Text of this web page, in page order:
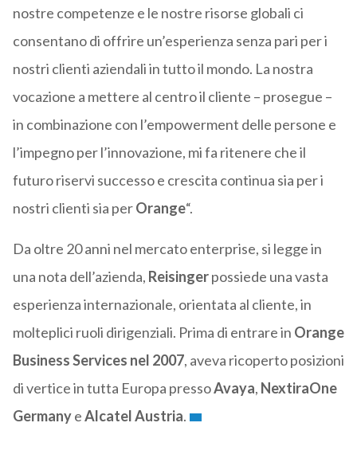
nostre competenze e le nostre risorse globali ci
consentano di offrire un’esperienza senza pari per i
nostri clienti aziendali in tutto il mondo. La nostra
vocazione a mettere al centro il cliente – prosegue –
in combinazione con l’empowerment delle persone e
l’impegno per l’innovazione, mi fa ritenere che il
futuro riservi successo e crescita continua sia per i
nostri clienti sia perOrange“.
Da oltre 20 anni nel mercato enterprise, si legge in
una nota dell’azienda, Reisingerpossiede una vasta
esperienza internazionale, orientata al cliente, in
molteplici ruoli dirigenziali. Prima di entrare in Orange
Business Services nel 2007, aveva ricoperto posizioni
di vertice in tutta Europa pressoAvaya, NextiraOne
GermanyeAlcatel Austria.